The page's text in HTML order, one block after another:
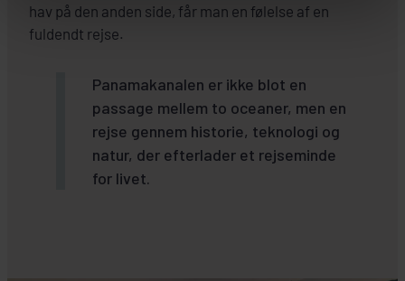
hav på den anden side, får man en følelse af en
fuldendt rejse.
Panamakanalen er ikke blot en
passage mellem to oceaner, men en
rejse gennem historie, teknologi og
natur, der efterlader et rejseminde
for livet.